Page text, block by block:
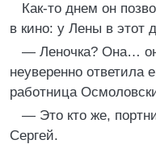
Как-то днем он
в кино: у Лены в этот
— Леночка? Она…
неуверенно
работница
— Это кто же,
Сергей.